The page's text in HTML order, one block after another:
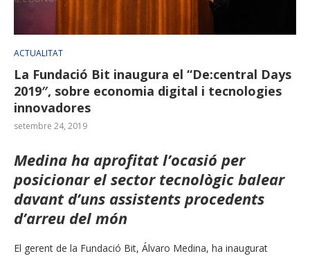
ACTUALITAT
La Fundació Bit inaugura el “De:central Days
2019″, sobre economia digital i tecnologies
innovadores
setembre 24, 2019
Medina ha aprofitat l’ocasió per
posicionar el sector tecnològic balear
davant d’uns assistents procedents
d’arreu del món
El gerent de la Fundació Bit, Álvaro Medina, ha inaugurat